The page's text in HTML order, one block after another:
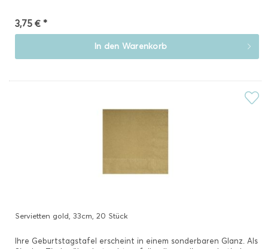
3,75 € *
In den Warenkorb
Servietten gold, 33cm, 20 Stück
Ihre Geburtstagstafel erscheint in einem sonderbaren Glanz. Als